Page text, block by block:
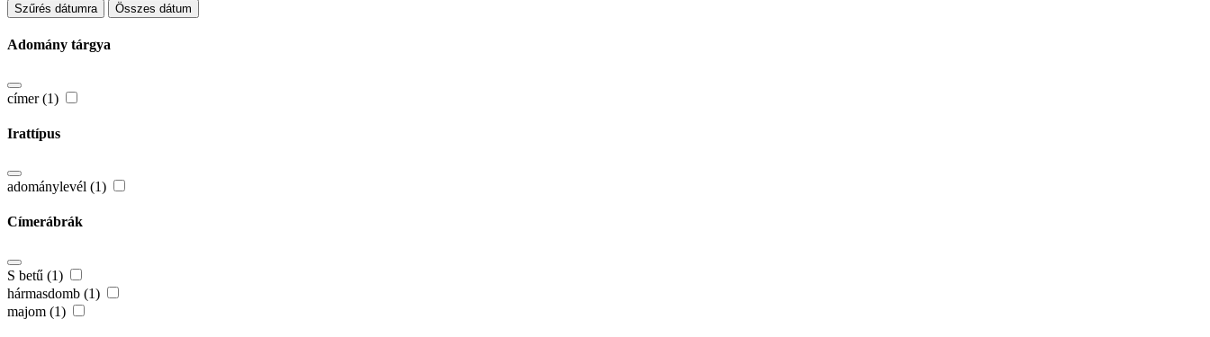
Szűrés dátumra Összes dátum
Adomány tárgya
címer (1)
Irattípus
adománylevél (1)
Címerábrák
S betű (1)
hármasdomb (1)
majom (1)